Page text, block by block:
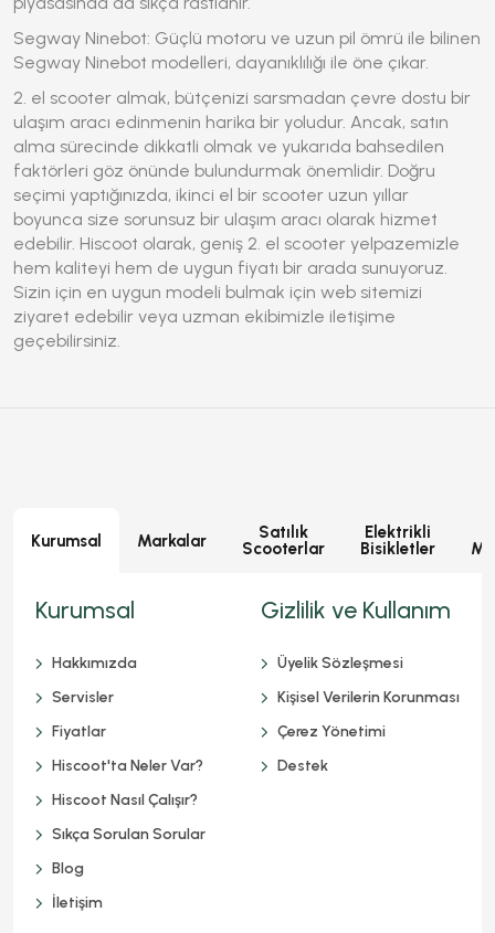
Segway Ninebot: Güçlü motoru ve uzun pil ömrü ile bilinen
Segway Ninebot modelleri, dayanıklılığı ile öne çıkar.
2. el scooter almak, bütçenizi sarsmadan çevre dostu bir
ulaşım aracı edinmenin harika bir yoludur. Ancak, satın
alma sürecinde dikkatli olmak ve yukarıda bahsedilen
faktörleri göz önünde bulundurmak önemlidir. Doğru
seçimi yaptığınızda, ikinci el bir scooter uzun yıllar
boyunca size sorunsuz bir ulaşım aracı olarak hizmet
edebilir. Hiscoot olarak, geniş 2. el scooter yelpazemizle
hem kaliteyi hem de uygun fiyatı bir arada sunuyoruz.
Sizin için en uygun modeli bulmak için web sitemizi
ziyaret edebilir veya uzman ekibimizle iletişime
geçebilirsiniz.
Kurumsal Markalar
Satılık
Scooterlar
Elektrikli
Bisikletler
Kurumsal
Hakkımızda
Servisler
Fiyatlar
Hiscoot'ta Neler Var?
Hiscoot Nasıl Çalışır?
Sıkça Sorulan Sorular
Blog
İletişim
Gizlilik ve Kullanım
Üyelik Sözleşmesi
Kişisel Verilerin Korunması
Çerez Yönetimi
Destek